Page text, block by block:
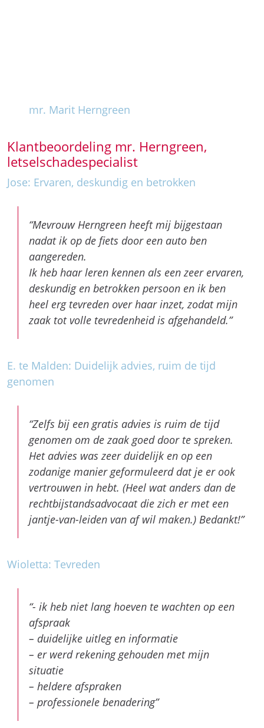
Jose: Ervaren, deskundig en betrokken
“Mevrouw Herngreen heeft mij bijgestaan
nadat ik op de fiets door een auto ben
aangereden.
heel erg tevreden over haar inzet, zodat mijn
zaak tot volle tevredenheid is afgehandeld.”
E. te Malden: Duidelijk advies, ruim de tijd
genomen
genomen om de zaak goed door te spreken.
Het advies was zeer duidelijk en op een
rechtbijstandsadvocaat die zich er met een
jantje-van-leiden van af wil maken.) Bedankt!”
Wioletta: Tevreden
– duidelijke uitleg en informatie
– heldere afspraken
– professionele benadering”
Uitermate goede ondersteuning